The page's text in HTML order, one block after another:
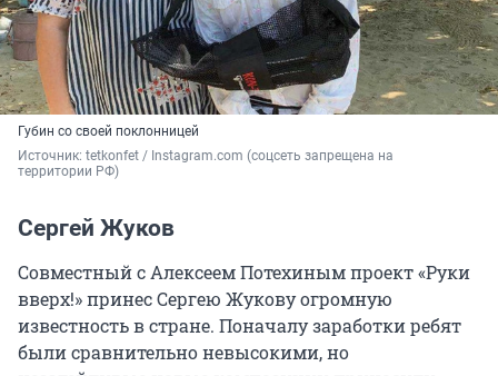
Губин со своей поклонницей
Источник: tetkonfet / Instagram.com (соцсеть запрещена на
территории РФ)
Сергей Жуков
Совместный с Алексеем Потехиным проект «Руки
вверх!» принес Сергею Жукову огромную
известность в стране. Поначалу заработки ребят
были сравнительно невысокими, но